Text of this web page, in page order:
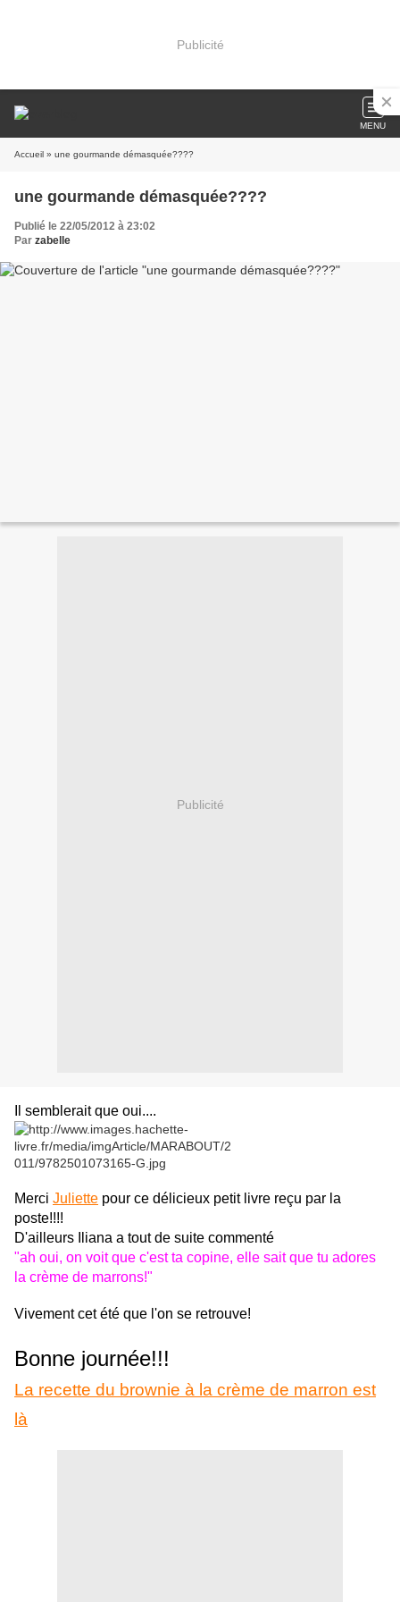
Publicité
MENU
Accueil » une gourmande démasquée????
une gourmande démasquée????
Publié le 22/05/2012 à 23:02
Par zabelle
Publicité
Il semblerait que oui....
Merci Juliette pour ce délicieux petit livre reçu par la
poste!!!!
D'ailleurs Iliana a tout de suite commenté
"ah oui, on voit que c'est ta copine, elle sait que tu adores
la crème de marrons!"
Vivement cet été que l'on se retrouve!
Bonne journée!!!
La recette du brownie à la crème de marron est
là